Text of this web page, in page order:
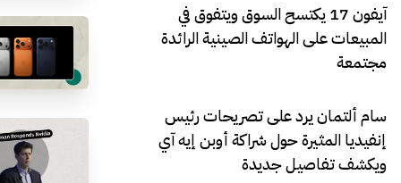
آيفون 17 يكتسح السوق ويتفوق في
المبيعات على الهواتف الصينية الرائدة
مجتمعة
سام ألتمان يرد على تصريحات رئيس
إنفيديا المثيرة حول شراكة أوبن إيه آي
ويكشف تفاصيل جديدة